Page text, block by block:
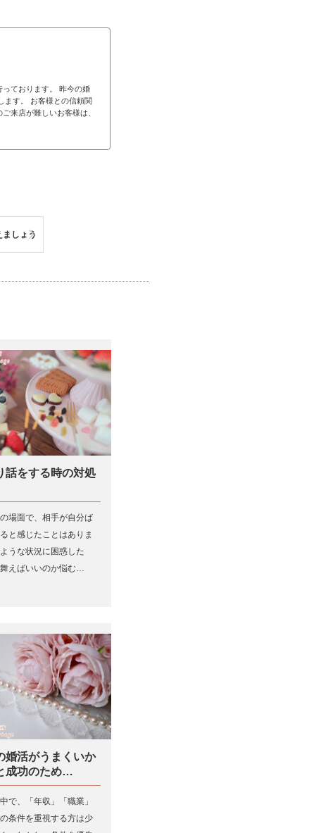
ております。 昨今の婚
ます。 お客様との信頼関
来店が難しいお客様は、
しょう
話をする時の対処
場面で、相手が自分ば
と感じたことはありま
うな状況に困惑した
えばいいのか悩む…
婚活がうまくいか
成功のため…
で、「年収」「職業」
の条件を重視する方は少